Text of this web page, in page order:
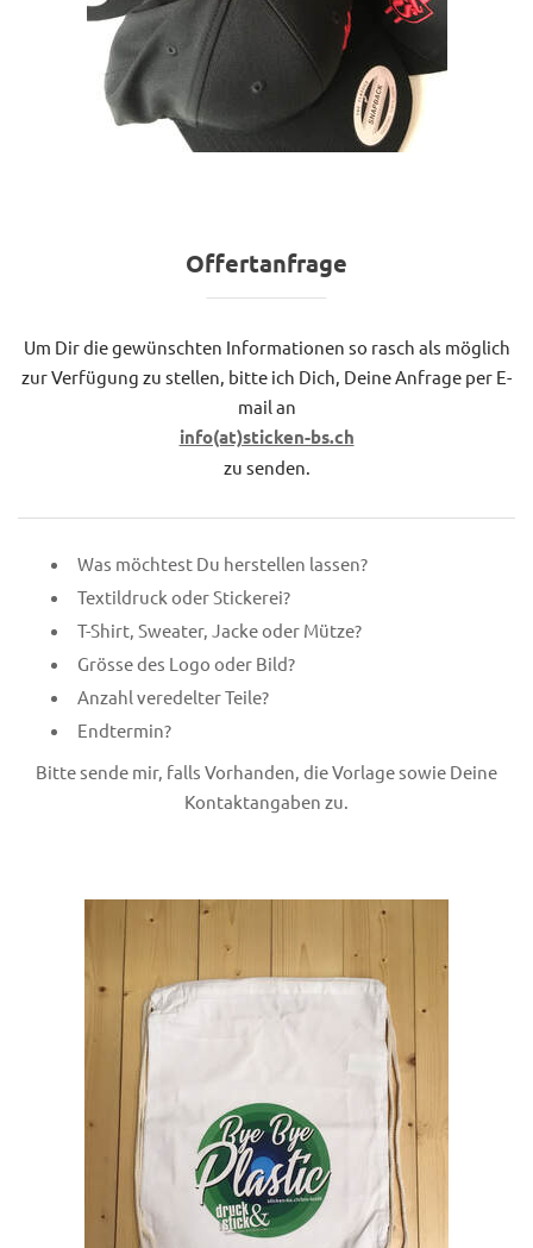
Offertanfrage
Um Dir die gewünschten Informationen so rasch als möglich
zur Verfügung zu stellen, bitte ich Dich, Deine Anfrage per E-
mail an
info(at)sticken-bs.ch
zu senden.
Was möchtest Du herstellen lassen?
Textildruck oder Stickerei?
T-Shirt, Sweater, Jacke oder Mütze?
Grösse des Logo oder Bild?
Anzahl veredelter Teile?
Endtermin?
Bitte sende mir, falls Vorhanden, die Vorlage sowie Deine
Kontaktangaben zu.